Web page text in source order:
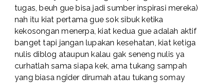
tugas, beuh gue bisa jadi sumber inspirasi mereka)
nah itu kiat pertama gue sok sibuk ketika
kekosongan menerpa, kiat kedua gue adalah aktif
banget tapi jangan lupakan kesehatan, kiat ketiga
nulis diblog ataupun kalau gak seneng nulis ya
curhatlah sama siapa kek, ama tukang sampah
yang biasa ngider dirumah atau tukang somay